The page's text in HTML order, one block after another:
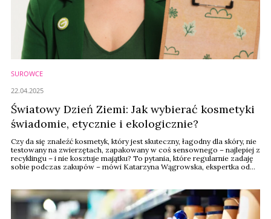
SUROWCE
Światowy Dzień Ziemi: Jak wybierać kosmetyki
świadomie, etycznie i ekologicznie?
Czy da się znaleźć kosmetyk, który jest skuteczny, łagodny dla skóry, nie
testowany na zwierzętach, zapakowany w coś sensownego – najlepiej z
recyklingu – i nie kosztuje majątku? To pytania, które regularnie zadaję
sobie podczas zakupów – mówi Katarzyna Wągrowska, ekspertka od
22.04.2025